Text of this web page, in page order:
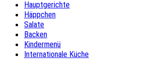
Hauptgerichte
Häppchen
Salate
Backen
Kindermenü
Internationale Küche